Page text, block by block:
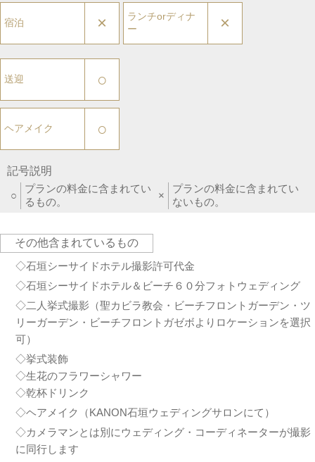
宿泊 ×
ランチorディナ
ー
×
送迎 ○
ヘアメイク ○
記号説明
○
プランの料金に含まれてい
るもの。
×
プランの料金に含まれてい
ないもの。
その他含まれているもの
◇石垣シーサイドホテル撮影許可代金
◇石垣シーサイドホテル＆ビーチ６０分フォトウェディング
◇二人挙式撮影（聖カビラ教会・ビーチフロントガーデン・ツ
リーガーデン・ビーチフロントガゼボよりロケーションを選択
可）
◇挙式装飾
◇生花のフラワーシャワー
◇乾杯ドリンク
◇ヘアメイク（KANON石垣ウェディングサロンにて）
◇カメラマンとは別にウェディング・コーディネーターが撮影
に同行します